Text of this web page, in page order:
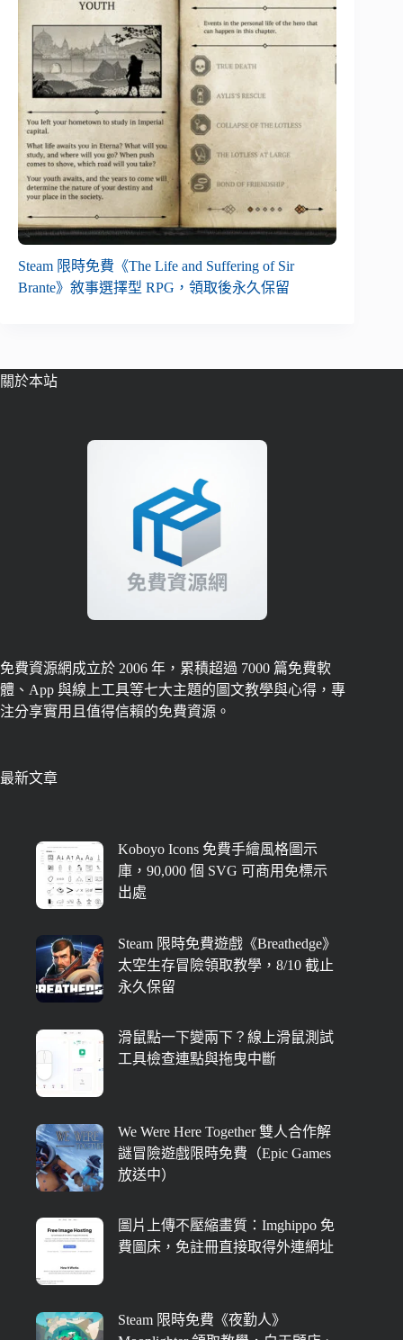
Steam 限時免費《The Life and Suffering of Sir
Brante》敘事選擇型 RPG，領取後永久保留
關於本站
免費資源網成立於 2006 年，累積超過 7000 篇免費軟
體、App 與線上工具等七大主題的圖文教學與心得，專
注分享實用且值得信賴的免費資源。
最新文章
Koboyo Icons 免費手繪風格圖示
庫，90,000 個 SVG 可商用免標示
出處
Steam 限時免費遊戲《Breathedge》
太空生存冒險領取教學，8/10 截止
永久保留
滑鼠點一下變兩下？線上滑鼠測試
工具檢查連點與拖曳中斷
We Were Here Together 雙人合作解
謎冒險遊戲限時免費（Epic Games
放送中）
圖片上傳不壓縮畫質：Imghippo 免
費圖床，免註冊直接取得外連網址
Steam 限時免費《夜勤人》